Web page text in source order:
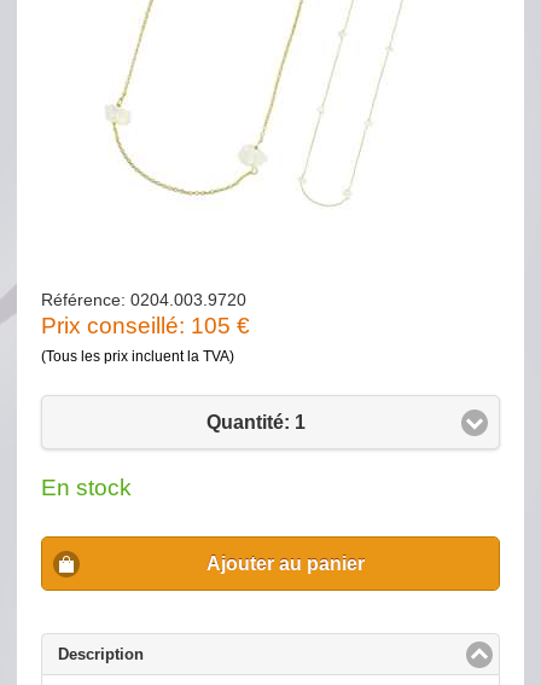
Référence: 0204.003.9720
Prix conseillé: 105 €
(Tous les prix incluent la TVA)
Quantité: 1
En stock
Ajouter au panier
Descriptionclick to collapse contents